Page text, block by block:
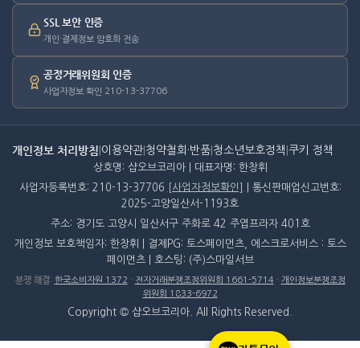
SSL 보안 인증
개인·결제정보 암호화 전송
공정거래위원회 인증
사업자정보 확인 210-13-37706
개인정보 처리방침 이용약관 청약철회·반품 청소년보호정책 쿠키 정책
상호명: 샵오브코리아 | 대표자명: 한창휘
사업자등록번호: 210-13-37706
[사업자정보확인]
| 통신판매업신고번호:
2025-고양일산서-1193호
주소: 경기도 고양시 일산서구 주화로 42 주엽프라자 401호
개인정보 보호책임자: 한창휘 | 결제PG: 토스페이먼츠, 에스크로서비스 : 토스
페이먼츠 | 호스팅: (주)스마일서브
분쟁 해결: 한국소비자원 1372 · 전자거래분쟁조정위원회 1661-5714 · 개인정보분쟁조정
위원회 1833-6972
Copyright © 샵오브코리아. All Rights Reserved.